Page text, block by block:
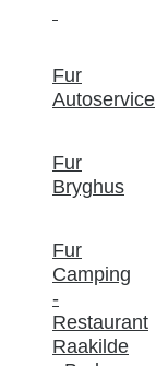
Fur
Autoservice
Fur
Bryghus
Fur
Camping
-
Restaurant
Raakilde